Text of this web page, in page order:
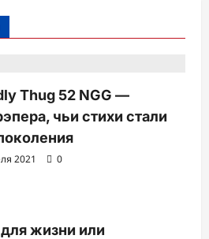
Thug 52 NGG —
чьи стихи стали
2021 0
жизни или